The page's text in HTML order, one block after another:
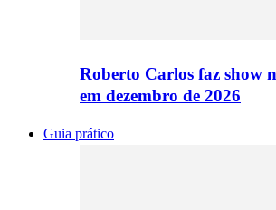
Roberto Carlos faz show
em dezembro de 2026
Guia prático